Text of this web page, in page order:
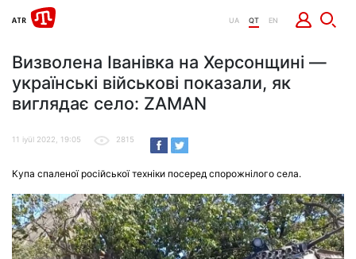
UA QT EN
Визволена Іванівка на Херсонщині —
українські військові показали, як
виглядає село: ZAMAN
11 iyül 2022, 19:05 2815
Купа спаленої російської техніки посеред спорожнілого села.